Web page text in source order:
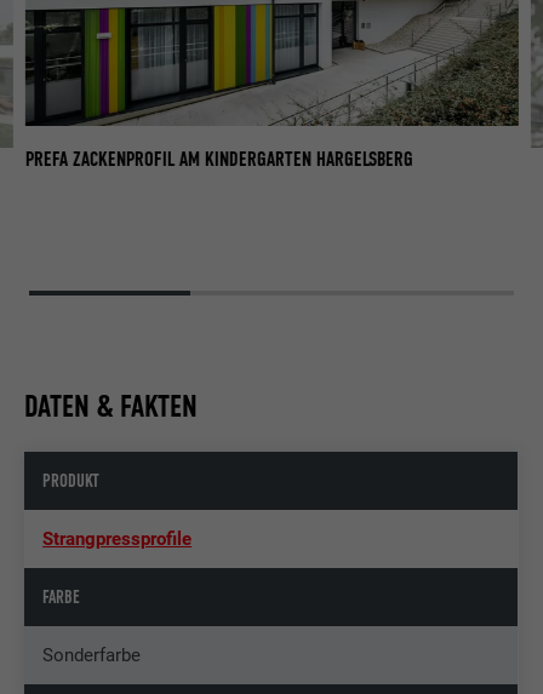
PREFA ZACKENPROFIL AM KINDERGARTEN HARGELSBERG
DATEN & FAKTEN
PRODUKT
Strangpressprofile
FARBE
Sonderfarbe